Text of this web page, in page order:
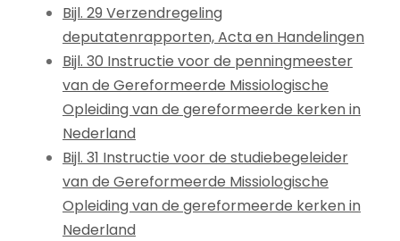
Bijl. 29 Verzendregeling
deputatenrapporten, Acta en Handelingen
Bijl. 30 Instructie voor de penningmeester
van de Gereformeerde Missiologische
Opleiding van de gereformeerde kerken in
Nederland
Bijl. 31 Instructie voor de studiebegeleider
van de Gereformeerde Missiologische
Opleiding van de gereformeerde kerken in
Nederland